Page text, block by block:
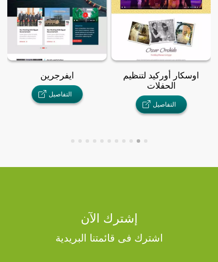
اوسكار أوركيد لتنظيم
الحفلات
التفاصيل
ايفرجرين
التفاصيل
إشترك الآن
اشترك فى قائمتنا البريدية